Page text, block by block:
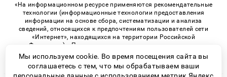
«На информационном ресурсе применяются рекомендательные
технологии (информационные технологии предоставления
информации на основе сбора, систематизации и анализа
сведений, относящихся к предпочтениям пользователей сети
«Интернет», находящихся на территории Российской
Федерации)». Правила применения рекомендательных
технологий в виджетах рекламно-обменной сети
«СМИ2» (PDF)
Мы используем cookie. Во время посещения сайта вы
соглашаетесь с тем, что мы обрабатываем ваши